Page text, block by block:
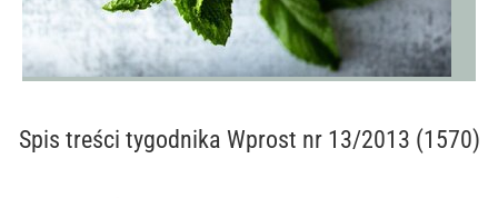
Spis treści tygodnika Wprost nr 13/2013 (1570)